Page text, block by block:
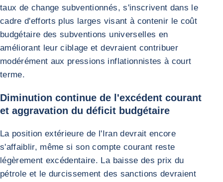
taux de change subventionnés, s'inscrivent dans le
cadre d'efforts plus larges visant à contenir le coût
budgétaire des subventions universelles en
améliorant leur ciblage et devraient contribuer
modérément aux pressions inflationnistes à court
terme.
Diminution continue de l'excédent courant
et aggravation du déficit budgétaire
La position extérieure de l'Iran devrait encore
s'affaiblir, même si son compte courant reste
légèrement excédentaire. La baisse des prix du
pétrole et le durcissement des sanctions devraient